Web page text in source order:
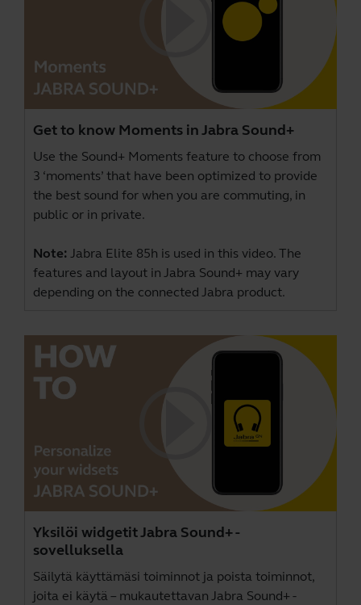
Get to know Moments in Jabra Sound+
Use the Sound+ Moments feature to choose from
3 ‘moments’ that have been optimized to provide
the best sound for when you are commuting, in
public or in private.
Note: Jabra Elite 85h is used in this video. The
features and layout in Jabra Sound+ may vary
depending on the connected Jabra product.
Yksilöi widgetit Jabra Sound+ -
sovelluksella
Säilytä käyttämäsi toiminnot ja poista toiminnot,
joita ei käytä – mukautettavan Jabra Sound+ -